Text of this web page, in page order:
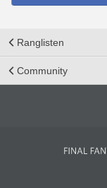
Ranglisten
Community